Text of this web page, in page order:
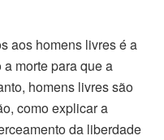
aos homens livres é a
morte para que a
homens livres são
como explicar a
da liberdade